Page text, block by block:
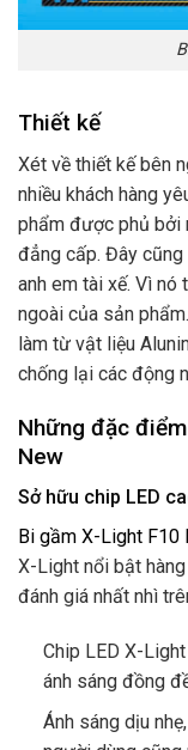
Thiết kế
Xét về thiết kế bên
nhiều khách hàng
phẩm được phủ bởi
đẳng cấp. Đây
anh em tài xế. Vì
ngoài của sản
làm từ vật liệu
chống lại các động
Những đặc
New
Sở hữu chip LED
Bi gầm X-Light F10
X-Light nổi bật
đánh giá nhất nhì
Chip LED X-
ánh sáng đồng
Ánh sáng dịu